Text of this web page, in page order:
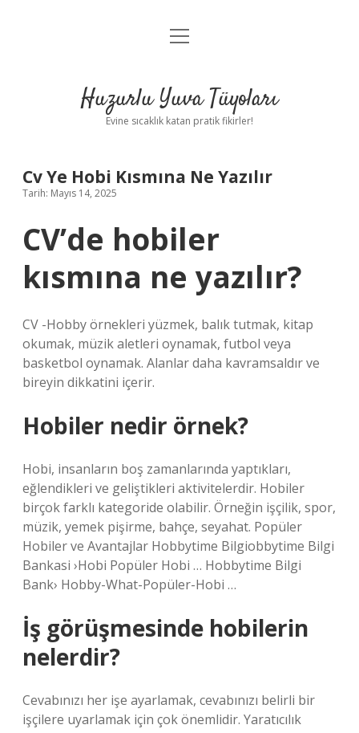
Anasayfa
Yasal Uyarı
menüyü
Huzurlu Yuva Tüyoları
Evine sıcaklık katan pratik fikirler!
Cv Ye Hobi Kısmına Ne Yazılır
Tarih: Mayıs 14, 2025
CV’de hobiler
kısmına ne yazılır?
CV -Hobby örnekleri yüzmek, balık tutmak, kitap
okumak, müzik aletleri oynamak, futbol veya
basketbol oynamak. Alanlar daha kavramsaldır ve
bireyin dikkatini içerir.
Hobiler nedir örnek?
Hobi, insanların boş zamanlarında yaptıkları,
eğlendikleri ve geliştikleri aktivitelerdir. Hobiler
birçok farklı kategoride olabilir. Örneğin işçilik, spor,
müzik, yemek pişirme, bahçe, seyahat. Popüler
Hobiler ve Avantajlar Hobbytime Bilgiobbytime Bilgi
Bankasi ›Hobi Popüler Hobi … Hobbytime Bilgi
Bank› Hobby-What-Popüler-Hobi …
İş görüşmesinde hobilerin
nelerdir?
Cevabınızı her işe ayarlamak, cevabınızı belirli bir
işçilere uyarlamak için çok önemlidir. Yaratıcılık